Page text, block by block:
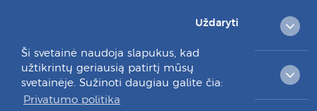
Ši svetainė naudoja slapukus, kad
užtikrintų geriausią patirtį mūsų
svetainėje. Sužinoti daugiau galite čia:
Privatumo politika
Uždaryti
KLIENTAMS